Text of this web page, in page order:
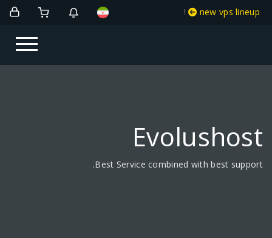
new vps lineup
!
Evolushost
Best Service combined with best support.